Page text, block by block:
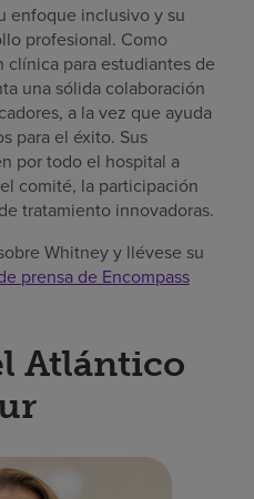
enfoque inclusivo y su
profesional. Como
para estudiantes de
una sólida colaboración
a la vez que ayuda
para el éxito. Sus
por todo el hospital a
comité, la participación
tratamiento innovadoras.
Whitney y llévese su
prensa de Encompass
Atlántico